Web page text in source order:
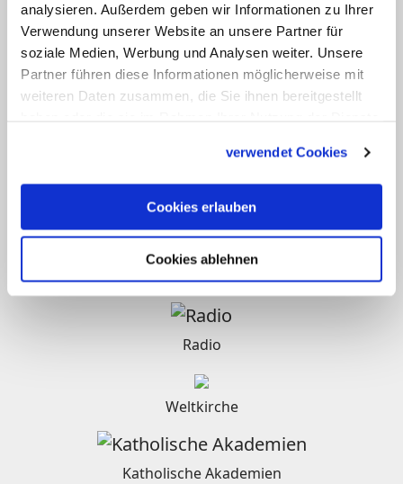
analysieren. Außerdem geben wir Informationen zu Ihrer
Verwendung unserer Website an unsere Partner für
soziale Medien, Werbung und Analysen weiter. Unsere
Partner führen diese Informationen möglicherweise mit
weiteren Daten zusammen, die Sie ihnen bereitgestellt
verwendet Cookies
Cookies erlauben
Cookies ablehnen
Fernsehen - kirche.tv
Religion im Film
Gotteslob Online
Kindergottesdienst katholisch
Clearingstelle Medienkompetenz
Radio
Weltkirche
Katholische Akademien